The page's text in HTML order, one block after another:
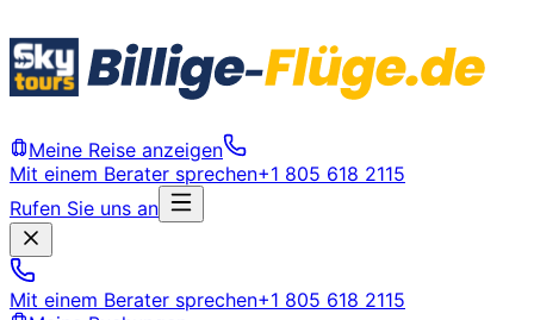
Meine Reise anzeigen
Mit einem Berater sprechen+1 805 618 2115
Rufen Sie uns an
Mit einem Berater sprechen+1 805 618 2115